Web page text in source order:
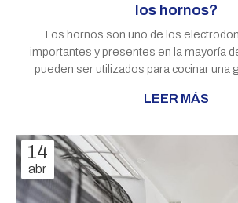
los hornos?
Los hornos son uno de los
importantes y presentes en la mayoría
pueden ser utilizados para cocinar una
Algunos hornos tienen funciones
alimentos de manera más eficiente o
crujiente. En definitiva, desde que
popularizó y comercializó a gran escala,
LEER MÁS
14
abr